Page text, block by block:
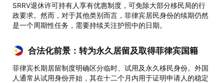
SRRV退休许可持有人享有优惠制度，可免除大部分移民局的行
政要求。然而，对于其他类别而言，菲律宾居民身份的续期仍然
是一个周期性任务，需要持续关注护照中的日期。
合法化前景：转为永久居留及取得菲律宾国籍
菲律宾长期居留制度明确区分临时、试用及永久移民身份。外国
人通常从试用身份开始，其在十二个月内用于证明申请人的稳定